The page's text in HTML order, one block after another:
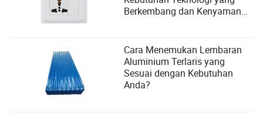
Berkembang dan Kenyamanan
Cara Menemukan Lembaran
Aluminium Terlaris yang
Sesuai dengan Kebutuhan
Anda?